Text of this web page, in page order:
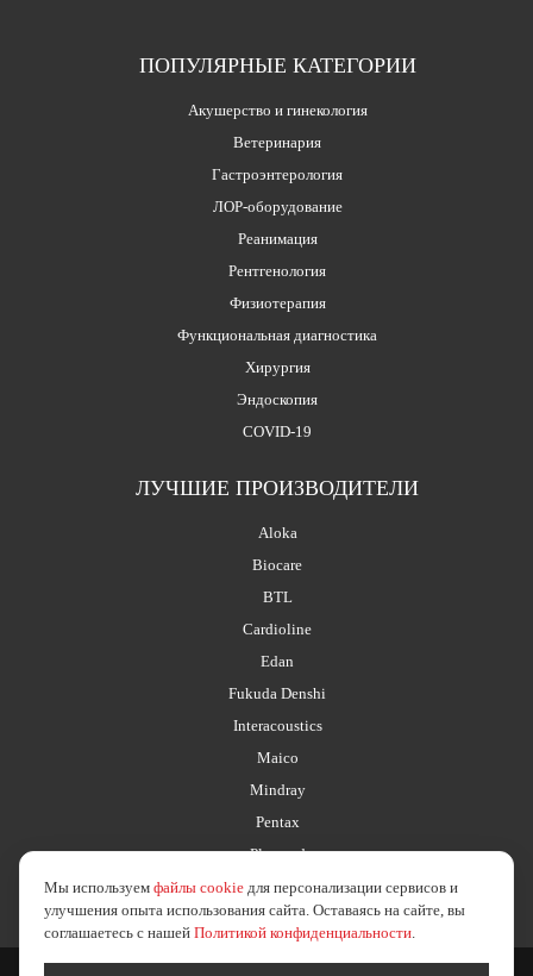
ПОПУЛЯРНЫЕ КАТЕГОРИИ
Акушерство и гинекология
Ветеринария
Гастроэнтерология
ЛОР-оборудование
Реанимация
Рентгенология
Физиотерапия
Функциональная диагностика
Хирургия
Эндоскопия
COVID-19
ЛУЧШИЕ ПРОИЗВОДИТЕЛИ
Aloka
Biocare
BTL
Cardioline
Edan
Fukuda Denshi
Interacoustics
Maico
Mindray
Pentax
Planmed
Мы используем файлы cookie для персонализации сервисов и
улучшения опыта использования сайта. Оставаясь на сайте, вы
соглашаетесь с нашей Политикой конфиденциальности.